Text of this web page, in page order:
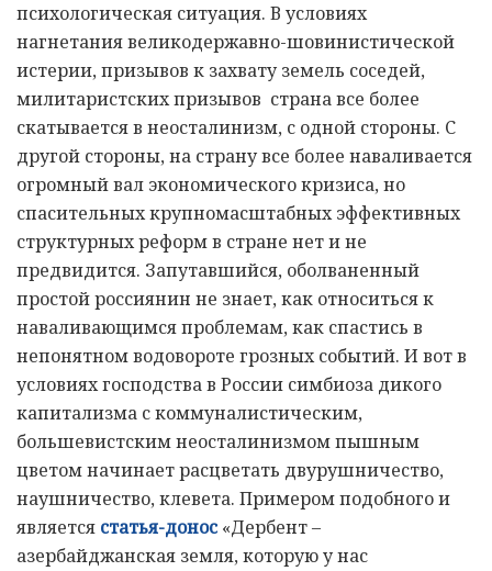
психологическая ситуация. В условиях
нагнетания великодержавно-шовинистической
истерии, призывов к захвату земель соседей,
милитаристских призывов страна все более
скатывается в неосталинизм, с одной стороны. С
другой стороны, на страну все более наваливается
огромный вал экономического кризиса, но
спасительных крупномасштабных эффективных
структурных реформ в стране нет и не
предвидится. Запутавшийся, оболваненный
простой россиянин не знает, как относиться к
наваливающимся проблемам, как спастись в
непонятном водовороте грозных событий. И вот в
условиях господства в России симбиоза дикого
капитализма с коммуналистическим,
большевистским неосталинизмом пышным
цветом начинает расцветать двурушничество,
наушничество, клевета. Примером подобного и
является статья-донос «Дербент –
азербайджанская земля, которую у нас